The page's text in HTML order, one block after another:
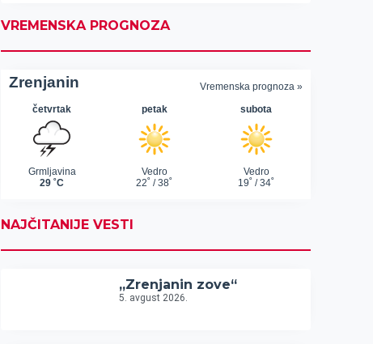
VREMENSKA PROGNOZA
NAJČITANIJE VESTI
„Zrenjanin zove“
5. avgust 2026.